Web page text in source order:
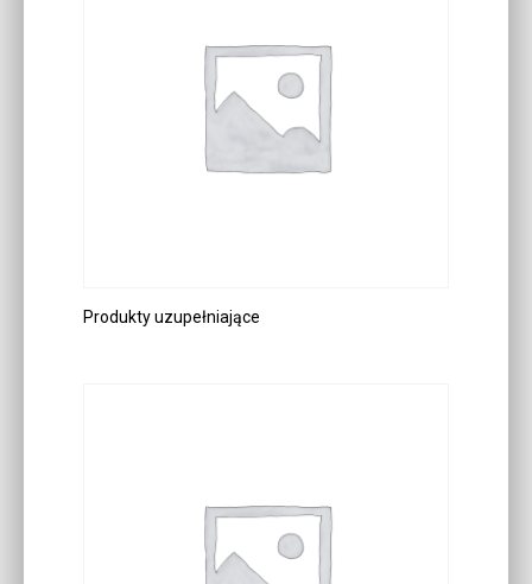
Produkty uzupełniające